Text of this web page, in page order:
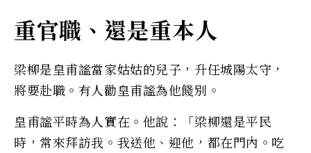
重官職、還是重本人
梁柳是皇甫謐當家姑姑的兒子，升任城陽太守，
將要赴職。有人勸皇甫謐為他餞別。
皇甫謐平時為人實在。他說：「梁柳還是平民
時，常來拜訪我。我送他、迎他，都在門內。吃